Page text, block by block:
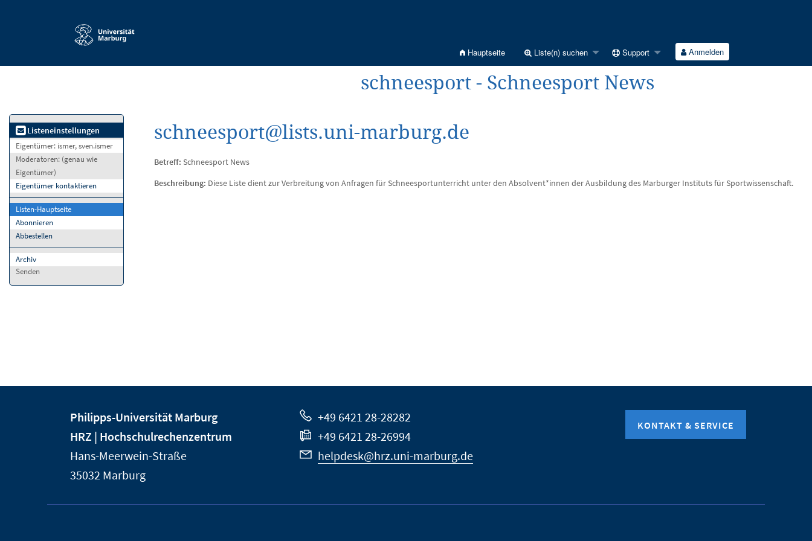
Hauptseite Liste(n) suchen Support Anmelden
schneesport - Schneesport News
Listeneinstellungen
Eigentümer: ismer, sven.ismer
Moderatoren: (genau wie
Eigentümer)
Eigentümer kontaktieren
Listen-Hauptseite
Abonnieren
Abbestellen
Archiv
Senden
schneesport@lists.uni-marburg.de
Betreff: Schneesport News
Beschreibung: Diese Liste dient zur Verbreitung von Anfragen für Schneesportunterricht unter den Absolvent*innen der Ausbildung des Marburger Instituts für Sportwissenschaft.
Informationen
der
Universität
Marburg
Philipps-Universität Marburg
HRZ | Hochschulrechenzentrum
Hans-Meerwein-Straße
35032 Marburg
+49 6421 28-28282
+49 6421 28-26994
helpdesk@hrz.uni-marburg.de
KONTAKT & SERVICE